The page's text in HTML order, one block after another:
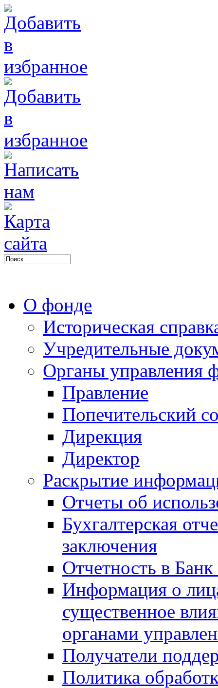
О фонде
Историческая
Учредительные
Органы управления
Правление
Попечительский
Дирекция
Директор
Раскрытие
Отчеты об
Бухгалтерская
заключения
Отчетность в
Информация о
существенное
органами
Получатели
Политика